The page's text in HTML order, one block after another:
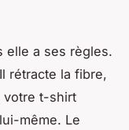
elle a ses règles.
rétracte la fibre,
votre t-shirt
même. Le